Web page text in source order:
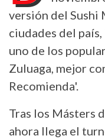
versión del Sushi
ciudades del
uno de los
Zuluaga, mejor
Recomienda'.
Tras los Másters
ahora llega el